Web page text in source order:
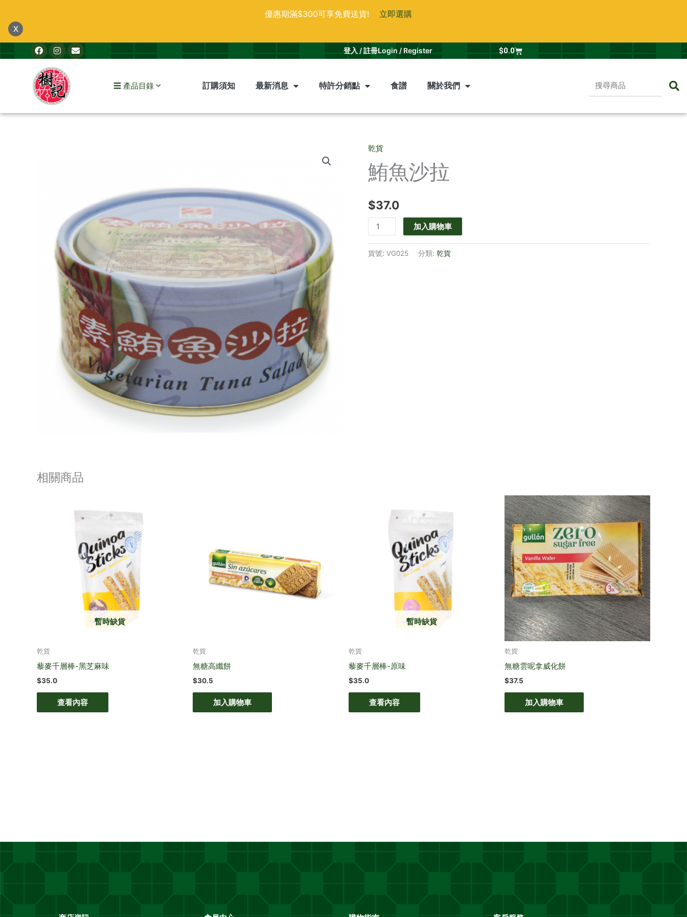
優惠期滿$300可享免費送貨! 立即選購
x
內
F
a
c
e
b
o
o
k
I
n
s
t
a
g
r
a
m
E
n
v
登入 / 註冊Login / Register $0.0Cart
☰ 產品目錄 訂購須知 最新消息 特許分銷點 食譜 關於我們
搜
尋
乾貨
鮪魚沙拉
$37.0
鮪
魚
沙
數
量
加入購物車
貨號: VG025 分類: 乾貨
相關商品
暫時缺貨
乾貨
藜麥千層棒-黑芝麻味
$35.0
查看內容
乾貨
無糖高纖餅
$30.5
加入購物車
暫時缺貨
乾貨
藜麥千層棒-原味
$35.0
查看內容
乾貨
無糖雲呢拿威化餅
$37.5
加入購物車